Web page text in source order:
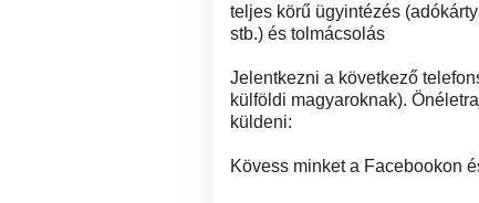
teljes körű ügyintézés
stb.) és tolmácsolás
Jelentkezni a következő
külföldi magyaroknak).
küldeni:
Kövess minket a Facebookon